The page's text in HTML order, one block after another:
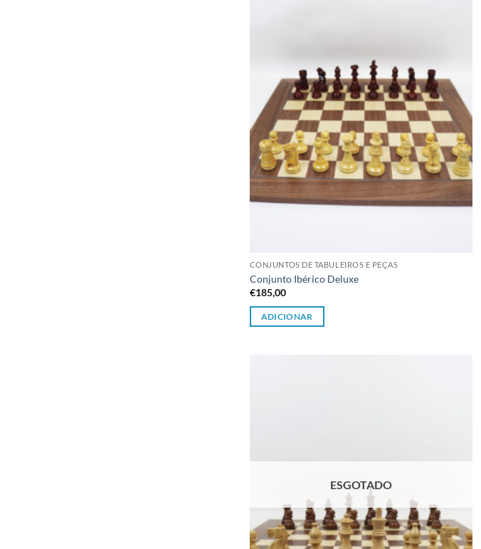
CONJUNTOS DE TABULEIROS E PEÇAS
Conjunto Ibérico Deluxe
€185,00
ADICIONAR
ESGOTADO